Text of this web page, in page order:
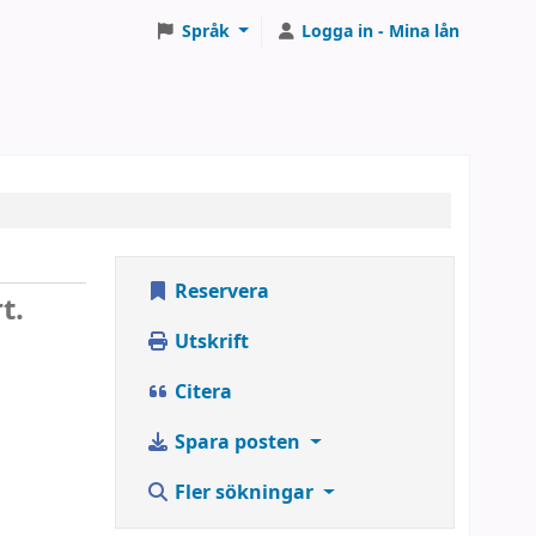
Språk Logga in - Mina lån
Reservera
Utskrift
Citera
Spara posten
Fler sökningar